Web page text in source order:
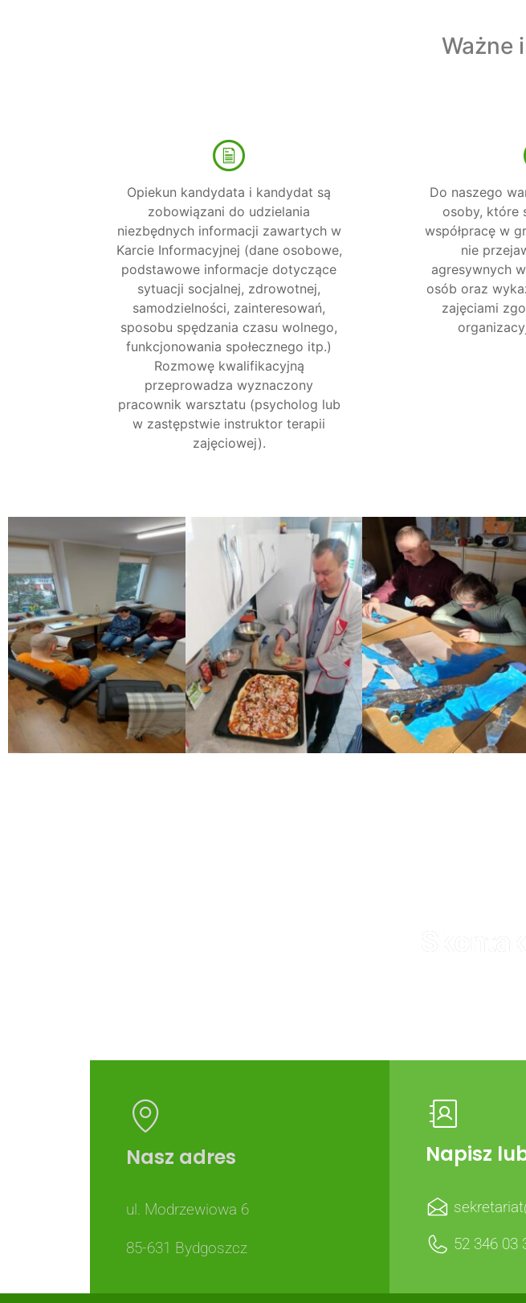
Ważne
Opiekun kandydata i kandydat są
zobowiązani do udzielania
niezbędnych informacji zawartych w
Karcie Informacyjnej (dane osobowe,
podstawowe informacje dotyczące
sytuacji socjalnej, zdrowotnej,
samodzielności, zainteresowań,
sposobu spędzania czasu wolnego,
funkcjonowania społecznego itp.)
Rozmowę kwalifikacyjną
przeprowadza wyznaczony
pracownik warsztatu (psycholog lub
w zastępstwie instruktor terapii
zajęciowej).
Do naszego
osoby, które
współpracę w
nie
agresywnych
osób oraz
zajęciami
Nasz adres
ul. Modrzewiowa 6
85-631 Bydgoszcz
Napisz
52 346 03